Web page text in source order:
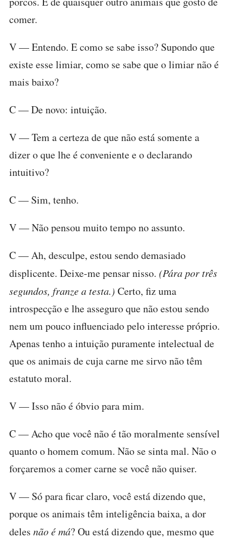
comer.
V — Entendo. E como se sabe isso? Supondo que
existe esse limiar, como se sabe que o limiar não é
mais baixo?
C — De novo: intuição.
V — Tem a certeza de que não está somente a
dizer o que lhe é conveniente e o declarando
intuitivo?
C — Sim, tenho.
V — Não pensou muito tempo no assunto.
C — Ah, desculpe, estou sendo demasiado
displicente. Deixe-me pensar nisso. (Pára por três
segundos, franze a testa.) Certo, fiz uma
introspecção e lhe asseguro que não estou sendo
nem um pouco influenciado pelo interesse próprio.
Apenas tenho a intuição puramente intelectual de
que os animais de cuja carne me sirvo não têm
estatuto moral.
V — Isso não é óbvio para mim.
C — Acho que você não é tão moralmente sensível
quanto o homem comum. Não se sinta mal. Não o
forçaremos a comer carne se você não quiser.
V — Só para ficar claro, você está dizendo que,
porque os animais têm inteligência baixa, a dor
deles não é má? Ou está dizendo que, mesmo que